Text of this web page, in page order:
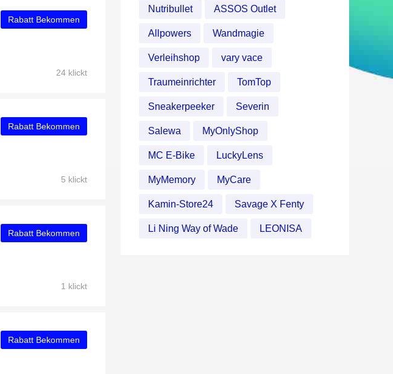
Rabatt Bekommen
24 klickt
Rabatt Bekommen
5 klickt
Rabatt Bekommen
1 klickt
Rabatt Bekommen
Nutribullet ASSOS Outlet
Allpowers Wandmagie
Verleihshop vary vace
Traumeinrichter TomTop
Sneakerpeeker Severin
Salewa MyOnlyShop
MC E-Bike LuckyLens
MyMemory MyCare
Kamin-Store24 Savage X Fenty
Li Ning Way of Wade LEONISA